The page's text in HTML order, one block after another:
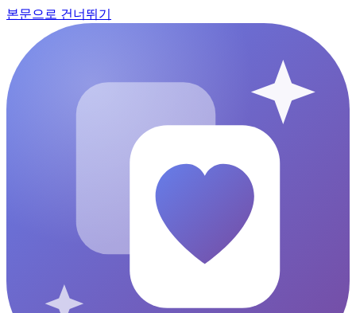
본문으로 건너뛰기